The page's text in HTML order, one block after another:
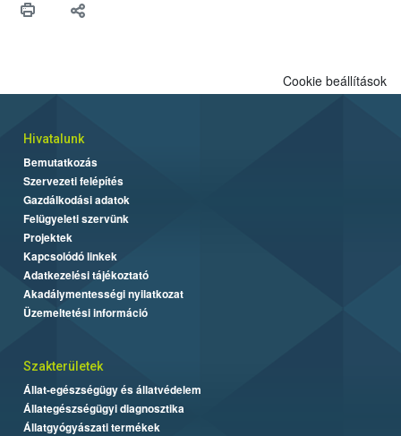
felhasználók számára is elérhető és ökológiai termesztésben is
Cookie beállítások
Hivatalunk
Bemutatkozás
Szervezeti felépítés
Gazdálkodási adatok
Felügyeleti szervünk
Projektek
Kapcsolódó linkek
Adatkezelési tájékoztató
Akadálymentességi nyilatkozat
Üzemeltetési információ
Szakterületek
Állat-egészségügy és állatvédelem
Állategészségügyi diagnosztika
Állatgyógyászati termékek